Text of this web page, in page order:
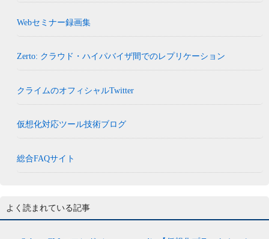
Webセミナー録画集
Zerto: クラウド・ハイパバイザ間でのレプリケーション
クライムのオフィシャルTwitter
仮想化対応ツール技術ブログ
総合FAQサイト
よく読まれている記事